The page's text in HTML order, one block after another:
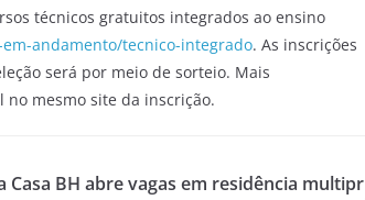
técnicos gratuitos integrados ao ensino
andamento/tecnico-integrado. As inscrições
será por meio de sorteio. Mais
mesmo site da inscrição.
Casa BH abre vagas em residência multipr